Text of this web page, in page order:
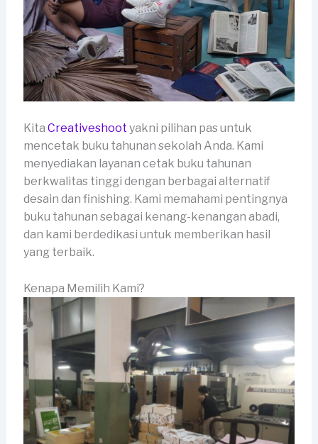
Kita Creativeshoot yakni pilihan pas untuk
mencetak buku tahunan sekolah Anda. Kami
menyediakan layanan cetak buku tahunan
berkwalitas tinggi dengan berbagai alternatif
desain dan finishing. Kami memahami pentingnya
buku tahunan sebagai kenang-kenangan abadi,
dan kami berdedikasi untuk memberikan hasil
yang terbaik.
Kenapa Memilih Kami?